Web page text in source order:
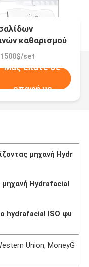
καθαρισμού
1500$/set
Μας ελάτε σε
επαφή με
μηχανή Hydr
μηχανή Hydrafacial
hydrafacial ISO φυ
Union, MoneyG